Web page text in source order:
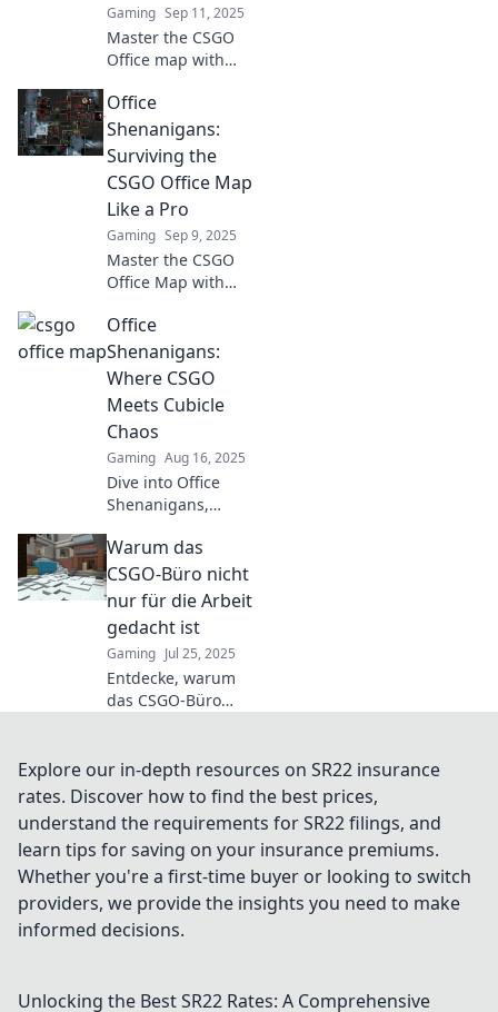
Gaming Sep 11, 2025
Master the CSGO
Office map with
stealthy strategies
to outsmart your
opponents. Elevate
your game now!
Office
Shenanigans:
Surviving the
CSGO Office Map
Like a Pro
Gaming Sep 9, 2025
Master the CSGO
Office Map with
tricks! Discover how
to turn office chaos
into epic victories.
Office
Shenanigans:
Where CSGO
Meets Cubicle
Chaos
Gaming Aug 16, 2025
Dive into Office
Shenanigans,
madness collides
with cubicle chaos!
Uncover hilarious
tales and epic
battles in your
workspace!
Warum das
CSGO-Büro nicht
nur für die Arbeit
gedacht ist
Gaming Jul 25, 2025
Entdecke, warum
das CSGO-Büro
Spaß, Kreativität
und Gemeinschaft
warten auf dich!
Explore our in-depth resources on SR22 insurance
rates. Discover how to find the best prices,
understand the requirements for SR22 filings, and
learn tips for saving on your insurance premiums.
Whether you're a first-time buyer or looking to switch
providers, we provide the insights you need to make
informed decisions.
Unlocking the Best SR22 Rates: A Comprehensive